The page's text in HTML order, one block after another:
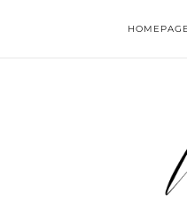
HOMEPAGE